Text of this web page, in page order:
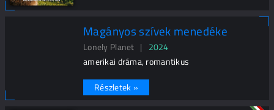
Magányos szívek menedéke
Lonely Planet | 2024
amerikai dráma, romantikus
Részletek »